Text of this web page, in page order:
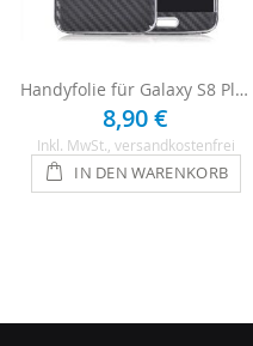
Handyfolie für Galaxy S8 Plus - Carbon
8,90 €
Inkl. MwSt. , versandkostenfrei
IN DEN WARENKORB